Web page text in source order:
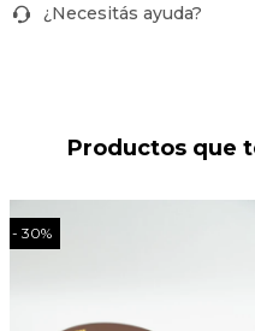
¿Necesitás ayuda?
Productos que
30